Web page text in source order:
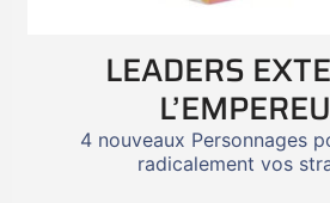
LEADERS
4 nouveaux Personnages
radicalement vos